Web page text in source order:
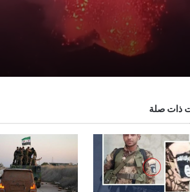
الحمم البركانية
ذات صلة